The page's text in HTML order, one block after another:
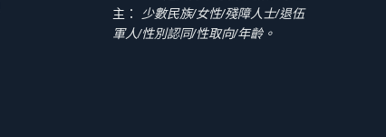
主：
少數民族/女性/殘障人士/退伍
軍人/性別認同/性取向/年齡。